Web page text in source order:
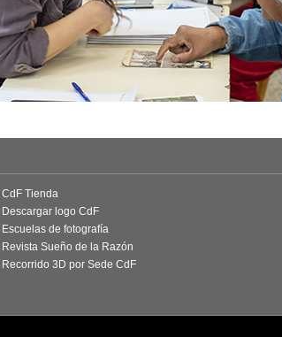
CdF Tienda
Descargar logo CdF
Escuelas de fotografía
Revista Sueño de la Razón
Recorrido 3D por Sede CdF